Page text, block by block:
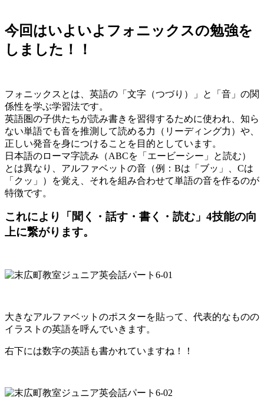
今回はいよいよフォニックスの勉強を
しました！！
フォニックスとは、英語の「文字（つづり）」と「音」の関
係性を学ぶ学習法です。
英語圏の子供たちが読み書きを習得するために使われ、知ら
ない単語でも音を推測して読める力（リーディング力）や、
正しい発音を身につけることを目的としています。
日本語のローマ字読み（ABCを「エービーシー」と読む）
とは異なり、アルファベットの音（例：Bは「ブッ」、Cは
「クッ」）を覚え、それを組み合わせて単語の音を作るのが
特徴です。
これにより「聞く・話す・書く・読む」4技能の向
上に繋がります。
大きなアルファベットのポスターを貼って、代表的なものの
イラストの英語を呼んでいきます。
右下には数字の英語も書かれていますね！！